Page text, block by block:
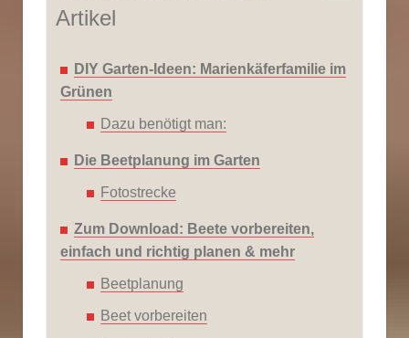
Artikel
DIY Garten-Ideen: Marienkäferfamilie im
Grünen
Dazu benötigt man:
Die Beetplanung im Garten
Fotostrecke
Zum Download: Beete vorbereiten,
einfach und richtig planen & mehr
Beetplanung
Beet vorbereiten